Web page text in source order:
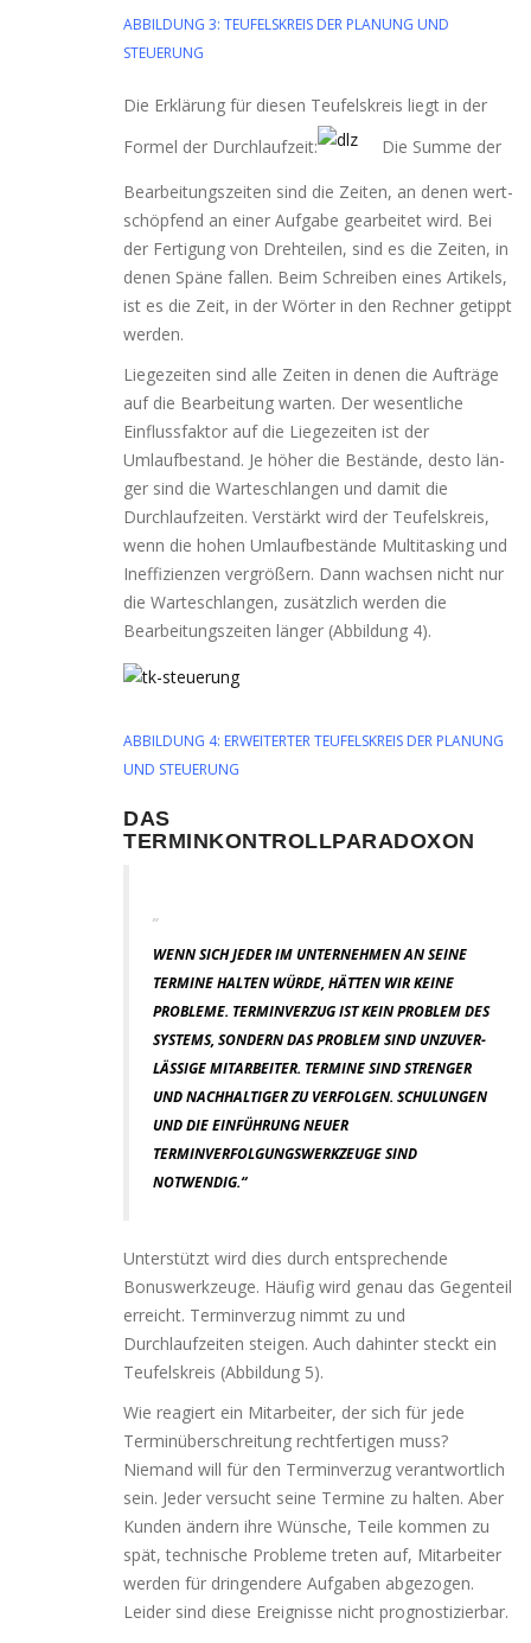
ABBILDUNG 3: TEUFELSKREIS DER PLANUNG UND
STEUERUNG
Die Erklärung für die­sen Teufelskreis liegt in der
Formel der Durchlaufzeit:
Die Summe der
Bearbeitungszeiten sind die Zeiten, an denen wert­
schöp­fend an einer Aufgabe gear­bei­tet wird. Bei
der Fertigung von Drehteilen, sind es die Zeiten, in
denen Späne fal­len. Beim Schreiben eines Artikels,
ist es die Zeit, in der Wörter in den Rechner getippt
werden.
Liegezeiten sind alle Zeiten in denen die Aufträge
auf die Bearbeitung war­ten. Der wesent­li­che
Einflussfaktor auf die Liegezeiten ist der
Umlaufbestand. Je höher die Bestände, des­to län­
ger sind die Warteschlangen und damit die
Durchlaufzeiten. Verstärkt wird der Teufelskreis,
wenn die hohen Umlaufbestände Multitasking und
Ineffizienzen ver­grö­ßern. Dann wach­sen nicht nur
die Warteschlangen, zusätz­lich wer­den die
Bearbeitungszeiten län­ger (Abbildung 4).
ABBILDUNG 4: ERWEITERTER TEUFELSKREIS DER PLANUNG
UND STEUERUNG
DAS
TERMINKONTROLLPARADOXON
„
WENN SICH JEDER IM UNTERNEHMEN AN SEI­NE
TERMINE HAL­TEN WÜR­DE, HÄT­TEN WIR KEI­NE
PROBLEME. TERMINVERZUG IST KEIN PROBLEM DES
SYSTEMS, SON­DERN DAS PROBLEM SIND UNZU­VER­
LÄS­SI­GE MITARBEITER. TERMINE SIND STREN­GER
UND NACH­HAL­TI­GER ZU VER­FOL­GEN. SCHULUNGEN
UND DIE EINFÜHRUNG NEU­ER
TERMINVERFOLGUNGSWERKZEUGE SIND
NOTWENDIG.“
Unterstützt wird dies durch ent­spre­chen­de
Bonuswerkzeuge. Häufig wird genau das Gegenteil
erreicht. Terminverzug nimmt zu und
Durchlaufzeiten stei­gen. Auch dahin­ter steckt ein
Teufelskreis (Abbildung 5).
Wie reagiert ein Mitarbeiter, der sich für jede
Terminüberschreitung recht­fer­ti­gen muss?
Niemand will für den Terminverzug ver­ant­wort­lich
sein. Jeder ver­sucht sei­ne Termine zu hal­ten. Aber
Kunden ändern ihre Wünsche, Teile kom­men zu
spät, tech­ni­sche Probleme tre­ten auf, Mitarbeiter
wer­den für drin­gen­de­re Aufgaben abge­zo­gen.
Leider sind die­se Ereignisse nicht prognostizierbar.